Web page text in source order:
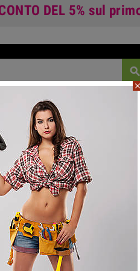
DEL 5% sul

E VERNICI TEMPO LIBERO E
10-30 L
close